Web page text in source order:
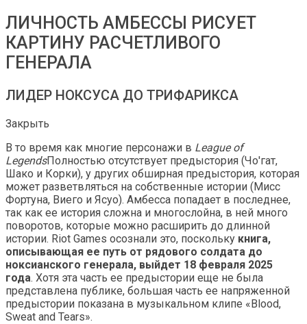
ЛИЧНОСТЬ АМБЕССЫ РИСУЕТ
КАРТИНУ РАСЧЕТЛИВОГО
ГЕНЕРАЛА
ЛИДЕР НОКСУСА ДО ТРИФАРИКСА
Закрыть
В то время как многие персонажи в League of
LegendsПолностью отсутствует предыстория (Чо'гат,
Шако и Корки), у других обширная предыстория, которая
может разветвляться на собственные истории (Мисс
Фортуна, Виего и Ясуо). Амбесса попадает в последнее,
так как ее история сложна и многослойна, в ней много
поворотов, которые можно расширить до длинной
истории. Riot Games осознали это, поскольку книга,
описывающая ее путь от рядового солдата до
ноксианского генерала, выйдет 18 февраля 2025
года. Хотя эта часть ее предыстории еще не была
представлена ​​публике, большая часть ее напряженной
предыстории показана в музыкальном клипе «Blood,
Sweat and Tears».